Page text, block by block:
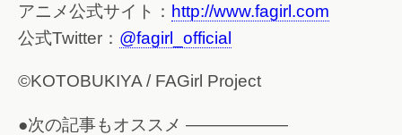
アニメ公式サイト： http://www.fagirl.com
公式Twitter： @fagirl_official
©KOTOBUKIYA / FAGirl Project
●次の記事もオススメ ——————